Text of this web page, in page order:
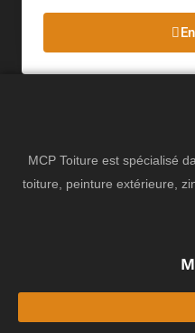
MCP Toiture est spécialisé
toiture, peinture extérieure,